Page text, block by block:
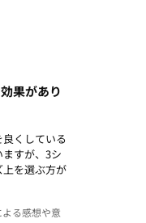
果があり
くしている
すが、3シ
を選ぶ方が
る感想や意